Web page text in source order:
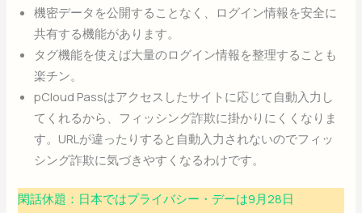
機密データを公開することなく、ログイン情報を安全に
共有する機能があります。
タグ機能を使えば大量のログイン情報を整理することも
楽チン。
pCloud Passはアクセスしたサイトに応じて自動入力し
てくれるから、フィッシング詐欺に掛かりにくくなりま
す。URLが違ったりすると自動入力されないのでフィッ
シング詐欺に気づきやすくなるわけです。
閑話休題：日本ではプライバシー・デーは9月28日